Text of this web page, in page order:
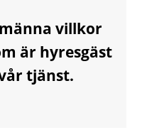
villkor
är hyresgäst
tjänst.